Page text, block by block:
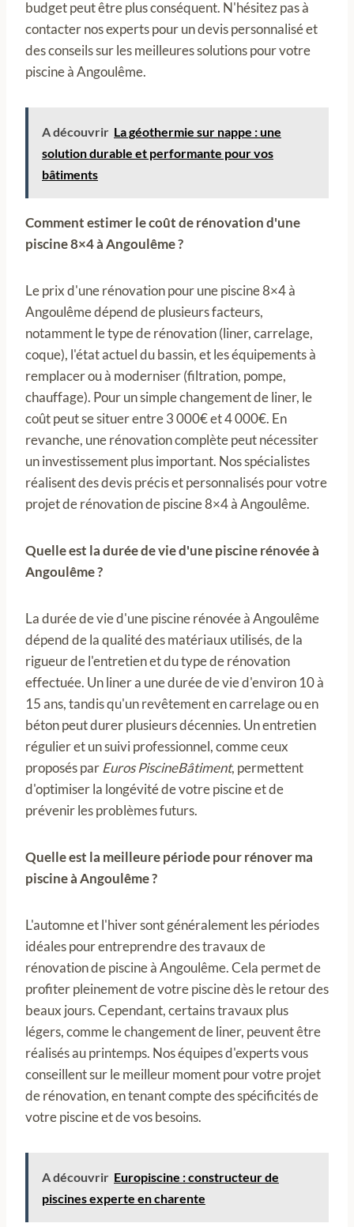
budget peut être plus conséquent. N'hésitez pas à
contacter nos experts pour un devis personnalisé et
des conseils sur les meilleures solutions pour votre
piscine à Angoulême.
A découvrir La géothermie sur nappe : une
solution durable et performante pour vos
bâtiments
Comment estimer le coût de rénovation d'une
piscine 8×4 à Angoulême ?
Le prix d'une rénovation pour une piscine 8×4 à
Angoulême dépend de plusieurs facteurs,
notamment le type de rénovation (liner, carrelage,
coque), l'état actuel du bassin, et les équipements à
remplacer ou à moderniser (filtration, pompe,
chauffage). Pour un simple changement de liner, le
coût peut se situer entre 3 000€ et 4 000€. En
revanche, une rénovation complète peut nécessiter
un investissement plus important. Nos spécialistes
réalisent des devis précis et personnalisés pour votre
projet de rénovation de piscine 8×4 à Angoulême.
Quelle est la durée de vie d'une piscine rénovée à
Angoulême ?
La durée de vie d'une piscine rénovée à Angoulême
dépend de la qualité des matériaux utilisés, de la
rigueur de l'entretien et du type de rénovation
effectuée. Un liner a une durée de vie d'environ 10 à
15 ans, tandis qu'un revêtement en carrelage ou en
béton peut durer plusieurs décennies. Un entretien
régulier et un suivi professionnel, comme ceux
proposés parEuros PiscineBâtiment, permettent
d'optimiser la longévité de votre piscine et de
prévenir les problèmes futurs.
Quelle est la meilleure période pour rénover ma
piscine à Angoulême ?
L'automne et l'hiver sont généralement les périodes
idéales pour entreprendre des travaux de
rénovation de piscine à Angoulême. Cela permet de
profiter pleinement de votre piscine dès le retour des
beaux jours. Cependant, certains travaux plus
légers, comme le changement de liner, peuvent être
réalisés au printemps. Nos équipes d'experts vous
conseillent sur le meilleur moment pour votre projet
de rénovation, en tenant compte des spécificités de
votre piscine et de vos besoins.
A découvrir Europiscine : constructeur de
piscines experte en charente